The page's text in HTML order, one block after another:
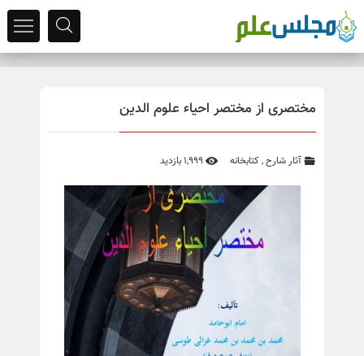
مختصری از مختصر احیاء علوم الدین
آثار شارح,کتابخانه